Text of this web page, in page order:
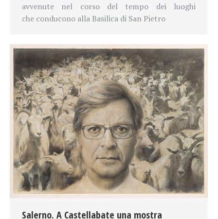
avvenute nel corso del tempo dei luoghi
che conducono alla Basilica di San Pietro
Salerno. A Castellabate una mostra